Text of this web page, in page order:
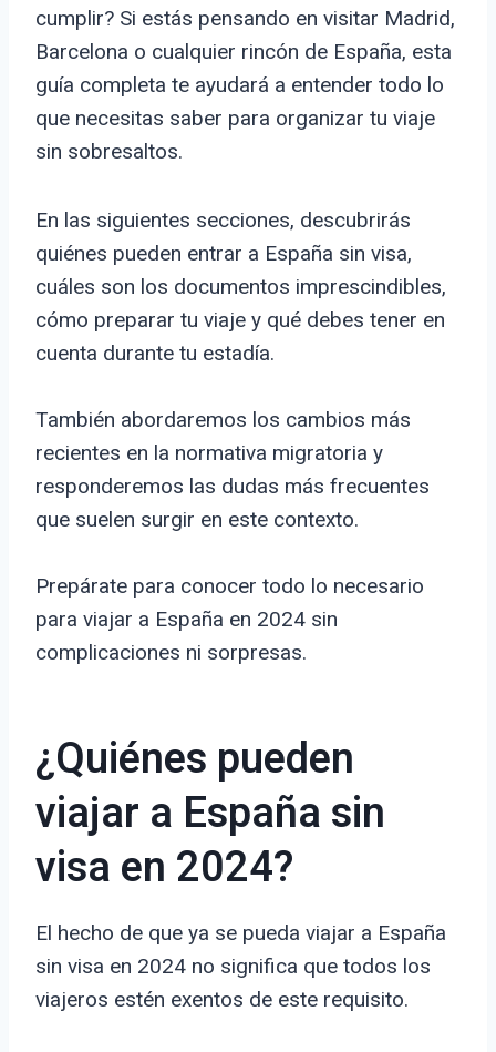
cumplir? Si estás pensando en visitar Madrid,
Barcelona o cualquier rincón de España, esta
guía completa te ayudará a entender todo lo
que necesitas saber para organizar tu viaje
sin sobresaltos.
En las siguientes secciones, descubrirás
quiénes pueden entrar a España sin visa,
cuáles son los documentos imprescindibles,
cómo preparar tu viaje y qué debes tener en
cuenta durante tu estadía.
También abordaremos los cambios más
recientes en la normativa migratoria y
responderemos las dudas más frecuentes
que suelen surgir en este contexto.
Prepárate para conocer todo lo necesario
para viajar a España en 2024 sin
complicaciones ni sorpresas.
¿Quiénes pueden
viajar a España sin
visa en 2024?
El hecho de que ya se pueda viajar a España
sin visa en 2024 no significa que todos los
viajeros estén exentos de este requisito.